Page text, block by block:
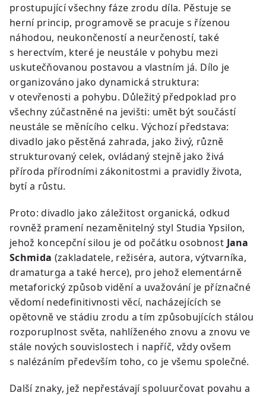
prostupující všechny fáze zrodu díla. Pěstuje se
herní princip, programově se pracuje s řízenou
náhodou, neukončeností a neurčeností, také
s herectvím, které je neustále v pohybu mezi
uskutečňovanou postavou a vlastním já. Dílo je
organizováno jako dynamická struktura:
v otevřenosti a pohybu. Důležitý předpoklad pro
všechny zúčastněné na jevišti: umět být součástí
neustále se měnícího celku. Výchozí představa:
divadlo jako pěstěná zahrada, jako živý, různě
strukturovaný celek, ovládaný stejně jako živá
příroda přírodními zákonitostmi a pravidly života,
bytí a růstu.
Proto: divadlo jako záležitost organická, odkud
rovněž pramení nezaměnitelný styl Studia Ypsilon,
jehož koncepční silou je od počátku osobnost Jana
Schmida (zakladatele, režiséra, autora, výtvarníka,
dramaturga a také herce), pro jehož elementárně
metaforický způsob vidění a uvažování je příznačné
vědomí nedefinitivnosti věcí, nacházejících se
opětovně ve stádiu zrodu a tím způsobujících stálou
rozporuplnost světa, nahlíženého znovu a znovu ve
stále nových souvislostech i napříč, vždy ovšem
s nalézáním především toho, co je všemu společné.
Další znaky, jež nepřestávají spoluurčovat povahu a